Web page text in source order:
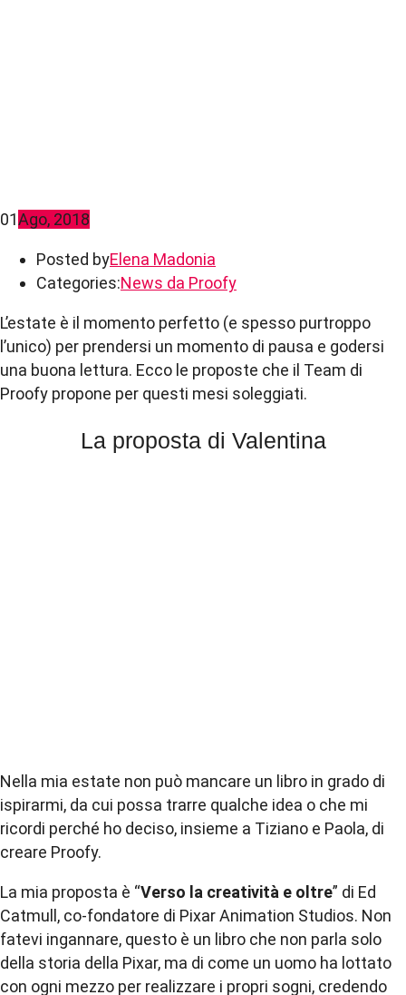
01Ago, 2018
Posted byElena Madonia
Categories:News da Proofy
L’estate è il momento perfetto (e spesso purtroppo
l’unico) per prendersi un momento di pausa e godersi
una buona lettura. Ecco le proposte che il Team di
Proofy propone per questi mesi soleggiati.
La proposta di Valentina
Nella mia estate non può mancare un libro in grado di
ispirarmi, da cui possa trarre qualche idea o che mi
ricordi perché ho deciso, insieme a Tiziano e Paola, di
creare Proofy.
La mia proposta è “Verso la creatività e oltre” di Ed
Catmull, co-fondatore di Pixar Animation Studios. Non
fatevi ingannare, questo è un libro che non parla solo
della storia della Pixar, ma di come un uomo ha lottato
con ogni mezzo per realizzare i propri sogni, credendo